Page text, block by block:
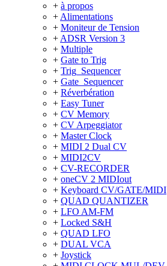
+ à propos
+ Alimentations
+ Moniteur de Tension
+ ADSR Version 3
+ Multiple
+ Gate to Trig
+ Trig_Sequencer
+ Gate_Sequencer
+ Réverbération
+ Easy Tuner
+ CV Memory
+ CV Arpeggiator
+ Master Clock
+ MIDI 2 Dual CV
+ MIDI2CV
+ CV-RECORDER
+ oneCV 2 MIDIout
+ Keyboard CV/GATE/MIDI
+ QUAD QUANTIZER
+ LFO AM-FM
+ Locked S&H
+ QUAD LFO
+ DUAL VCA
+ Joystick